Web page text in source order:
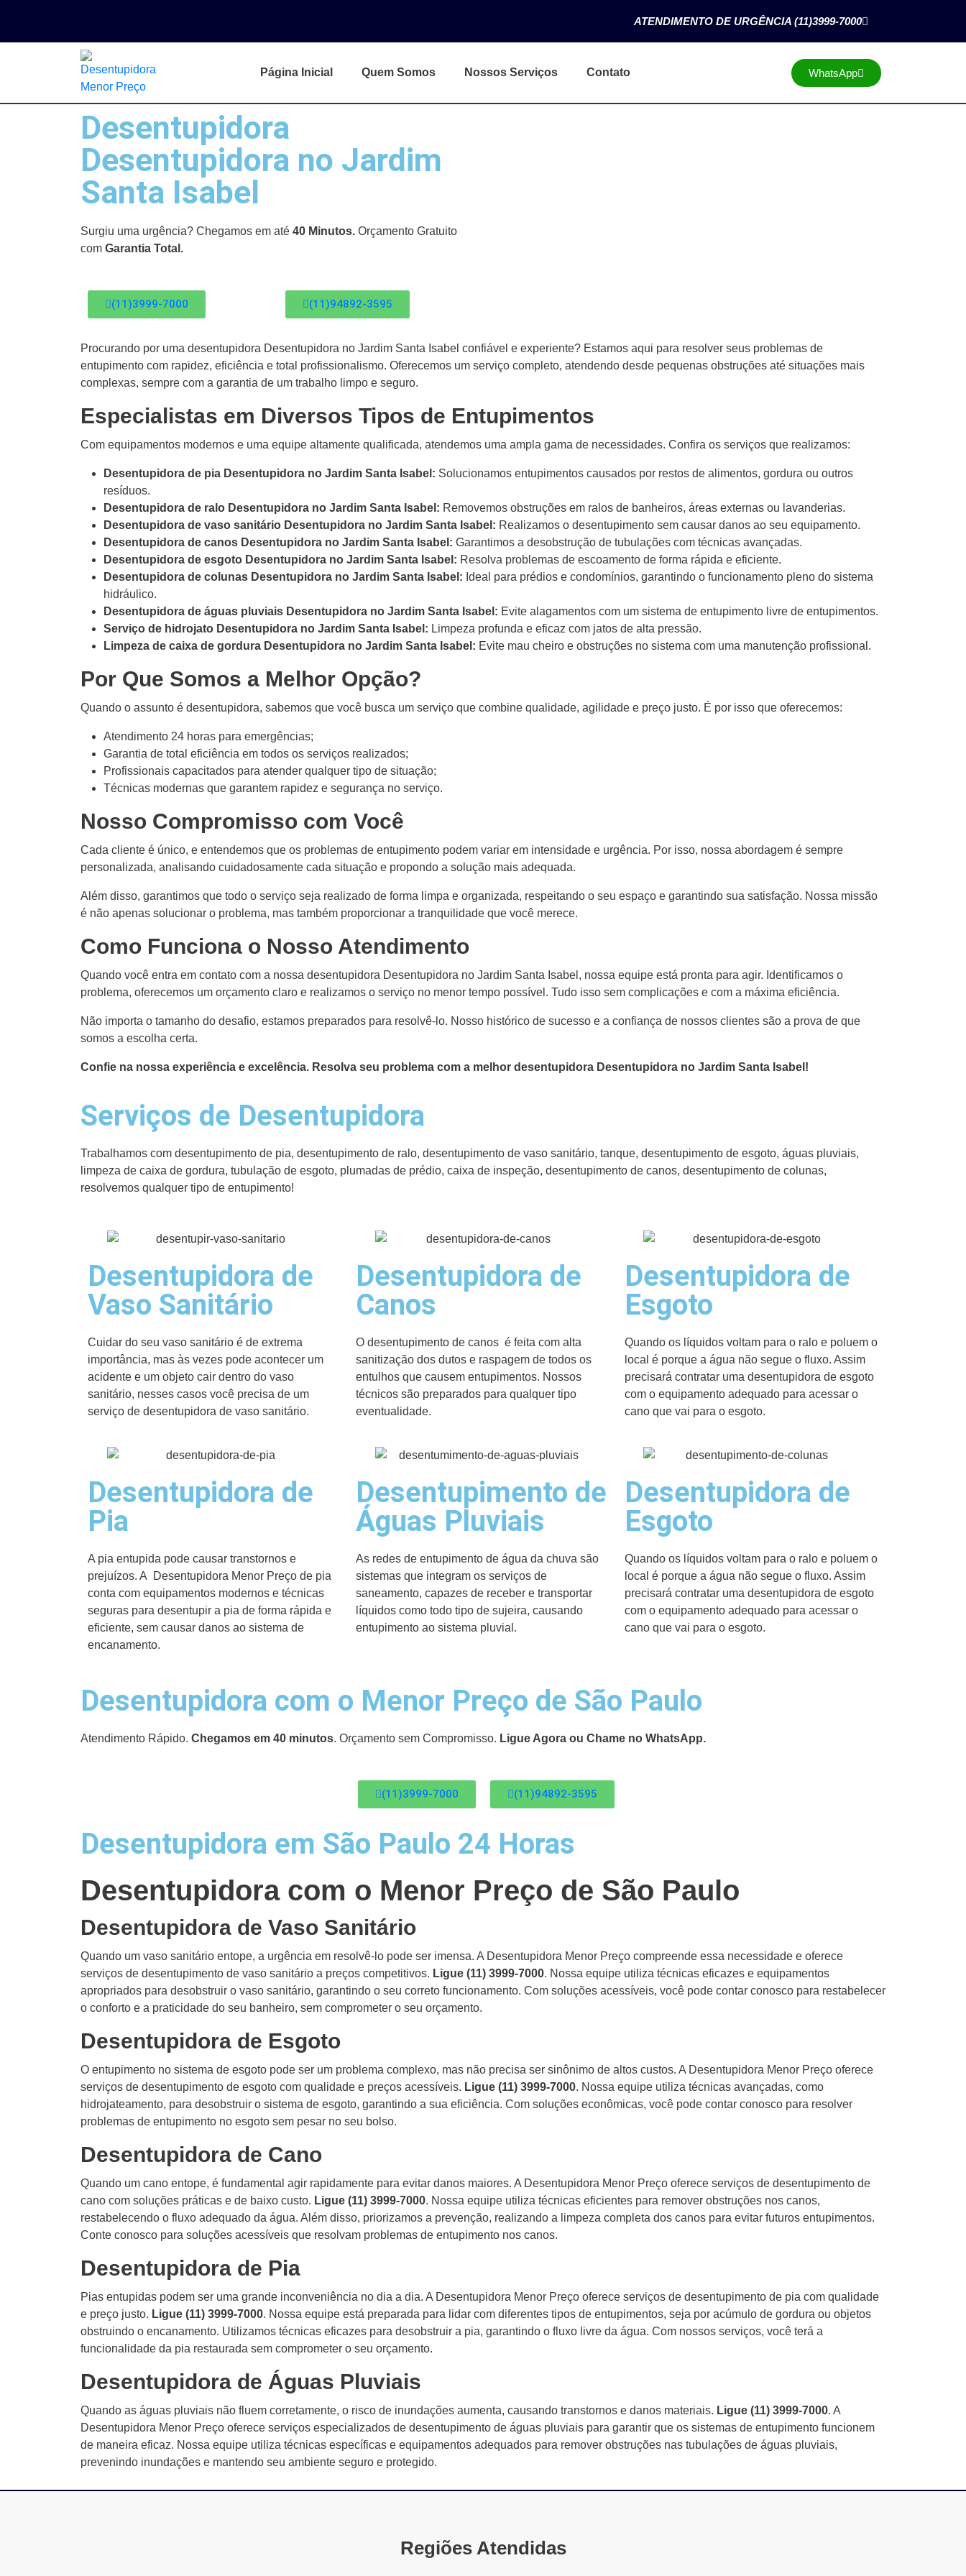
ATENDIMENTO DE URGÊNCIA (11)3999-7000
Página Inicial Quem Somos Nossos Serviços Contato WhatsApp
Desentupidora
Desentupidora no Jardim
Santa Isabel
Surgiu uma urgência? Chegamos em até 40 Minutos. Orçamento Gratuito
com Garantia Total.
(11)3999-7000 (11)94892-3595
Procurando por uma desentupidora Desentupidora no Jardim Santa Isabel confiável e experiente? Estamos aqui para resolver seus problemas de
entupimento com rapidez, eficiência e total profissionalismo. Oferecemos um serviço completo, atendendo desde pequenas obstruções até situações mais
complexas, sempre com a garantia de um trabalho limpo e seguro.
Especialistas em Diversos Tipos de Entupimentos
Com equipamentos modernos e uma equipe altamente qualificada, atendemos uma ampla gama de necessidades. Confira os serviços que realizamos:
Desentupidora de pia Desentupidora no Jardim Santa Isabel: Solucionamos entupimentos causados por restos de alimentos, gordura ou outros
resíduos.
Desentupidora de ralo Desentupidora no Jardim Santa Isabel: Removemos obstruções em ralos de banheiros, áreas externas ou lavanderias.
Desentupidora de vaso sanitário Desentupidora no Jardim Santa Isabel: Realizamos o desentupimento sem causar danos ao seu equipamento.
Desentupidora de canos Desentupidora no Jardim Santa Isabel: Garantimos a desobstrução de tubulações com técnicas avançadas.
Desentupidora de esgoto Desentupidora no Jardim Santa Isabel: Resolva problemas de escoamento de forma rápida e eficiente.
Desentupidora de colunas Desentupidora no Jardim Santa Isabel: Ideal para prédios e condomínios, garantindo o funcionamento pleno do sistema
hidráulico.
Desentupidora de águas pluviais Desentupidora no Jardim Santa Isabel: Evite alagamentos com um sistema de entupimento livre de entupimentos.
Serviço de hidrojato Desentupidora no Jardim Santa Isabel: Limpeza profunda e eficaz com jatos de alta pressão.
Limpeza de caixa de gordura Desentupidora no Jardim Santa Isabel: Evite mau cheiro e obstruções no sistema com uma manutenção profissional.
Por Que Somos a Melhor Opção?
Quando o assunto é desentupidora, sabemos que você busca um serviço que combine qualidade, agilidade e preço justo. É por isso que oferecemos:
Atendimento 24 horas para emergências;
Garantia de total eficiência em todos os serviços realizados;
Profissionais capacitados para atender qualquer tipo de situação;
Técnicas modernas que garantem rapidez e segurança no serviço.
Nosso Compromisso com Você
Cada cliente é único, e entendemos que os problemas de entupimento podem variar em intensidade e urgência. Por isso, nossa abordagem é sempre
personalizada, analisando cuidadosamente cada situação e propondo a solução mais adequada.
Além disso, garantimos que todo o serviço seja realizado de forma limpa e organizada, respeitando o seu espaço e garantindo sua satisfação. Nossa missão
é não apenas solucionar o problema, mas também proporcionar a tranquilidade que você merece.
Como Funciona o Nosso Atendimento
Quando você entra em contato com a nossa desentupidora Desentupidora no Jardim Santa Isabel, nossa equipe está pronta para agir. Identificamos o
problema, oferecemos um orçamento claro e realizamos o serviço no menor tempo possível. Tudo isso sem complicações e com a máxima eficiência.
Não importa o tamanho do desafio, estamos preparados para resolvê-lo. Nosso histórico de sucesso e a confiança de nossos clientes são a prova de que
somos a escolha certa.
Confie na nossa experiência e excelência. Resolva seu problema com a melhor desentupidora Desentupidora no Jardim Santa Isabel!
Serviços de Desentupidora
Trabalhamos com desentupimento de pia, desentupimento de ralo, desentupimento de vaso sanitário, tanque, desentupimento de esgoto, águas pluviais,
limpeza de caixa de gordura, tubulação de esgoto, plumadas de prédio, caixa de inspeção, desentupimento de canos, desentupimento de colunas,
resolvemos qualquer tipo de entupimento!
Desentupidora de
Vaso Sanitário
Cuidar do seu vaso sanitário é de extrema
importância, mas às vezes pode acontecer um
acidente e um objeto cair dentro do vaso
sanitário, nesses casos você precisa de um
serviço de desentupidora de vaso sanitário.
Desentupidora de
Canos
O desentupimento de canos é feita com alta
sanitização dos dutos e raspagem de todos os
entulhos que causem entupimentos. Nossos
técnicos são preparados para qualquer tipo
eventualidade.
Desentupidora de
Esgoto
Quando os líquidos voltam para o ralo e poluem o
local é porque a água não segue o fluxo. Assim
precisará contratar uma desentupidora de esgoto
com o equipamento adequado para acessar o
cano que vai para o esgoto.
Desentupidora de
Pia
A pia entupida pode causar transtornos e
prejuízos. A Desentupidora Menor Preço de pia
conta com equipamentos modernos e técnicas
seguras para desentupir a pia de forma rápida e
eficiente, sem causar danos ao sistema de
encanamento.
Desentupimento de
Águas Pluviais
As redes de entupimento de água da chuva são
sistemas que integram os serviços de
saneamento, capazes de receber e transportar
líquidos como todo tipo de sujeira, causando
entupimento ao sistema pluvial.
Desentupidora de
Esgoto
Quando os líquidos voltam para o ralo e poluem o
local é porque a água não segue o fluxo. Assim
precisará contratar uma desentupidora de esgoto
com o equipamento adequado para acessar o
cano que vai para o esgoto.
Desentupidora com o Menor Preço de São Paulo
Atendimento Rápido. Chegamos em 40 minutos. Orçamento sem Compromisso. Ligue Agora ou Chame no WhatsApp.
(11)3999-7000 (11)94892-3595
Desentupidora em São Paulo 24 Horas
Desentupidora com o Menor Preço de São Paulo
Desentupidora de Vaso Sanitário
Quando um vaso sanitário entope, a urgência em resolvê-lo pode ser imensa. A Desentupidora Menor Preço compreende essa necessidade e oferece
serviços de desentupimento de vaso sanitário a preços competitivos. Ligue (11) 3999-7000. Nossa equipe utiliza técnicas eficazes e equipamentos
apropriados para desobstruir o vaso sanitário, garantindo o seu correto funcionamento. Com soluções acessíveis, você pode contar conosco para restabelecer
o conforto e a praticidade do seu banheiro, sem comprometer o seu orçamento.
Desentupidora de Esgoto
O entupimento no sistema de esgoto pode ser um problema complexo, mas não precisa ser sinônimo de altos custos. A Desentupidora Menor Preço oferece
serviços de desentupimento de esgoto com qualidade e preços acessíveis. Ligue (11) 3999-7000. Nossa equipe utiliza técnicas avançadas, como
hidrojateamento, para desobstruir o sistema de esgoto, garantindo a sua eficiência. Com soluções econômicas, você pode contar conosco para resolver
problemas de entupimento no esgoto sem pesar no seu bolso.
Desentupidora de Cano
Quando um cano entope, é fundamental agir rapidamente para evitar danos maiores. A Desentupidora Menor Preço oferece serviços de desentupimento de
cano com soluções práticas e de baixo custo. Ligue (11) 3999-7000. Nossa equipe utiliza técnicas eficientes para remover obstruções nos canos,
restabelecendo o fluxo adequado da água. Além disso, priorizamos a prevenção, realizando a limpeza completa dos canos para evitar futuros entupimentos.
Conte conosco para soluções acessíveis que resolvam problemas de entupimento nos canos.
Desentupidora de Pia
Pias entupidas podem ser uma grande inconveniência no dia a dia. A Desentupidora Menor Preço oferece serviços de desentupimento de pia com qualidade
e preço justo. Ligue (11) 3999-7000. Nossa equipe está preparada para lidar com diferentes tipos de entupimentos, seja por acúmulo de gordura ou objetos
obstruindo o encanamento. Utilizamos técnicas eficazes para desobstruir a pia, garantindo o fluxo livre da água. Com nossos serviços, você terá a
funcionalidade da pia restaurada sem comprometer o seu orçamento.
Desentupidora de Águas Pluviais
Quando as águas pluviais não fluem corretamente, o risco de inundações aumenta, causando transtornos e danos materiais. Ligue (11) 3999-7000. A
Desentupidora Menor Preço oferece serviços especializados de desentupimento de águas pluviais para garantir que os sistemas de entupimento funcionem
de maneira eficaz. Nossa equipe utiliza técnicas específicas e equipamentos adequados para remover obstruções nas tubulações de águas pluviais,
prevenindo inundações e mantendo seu ambiente seguro e protegido.
Regiões Atendidas